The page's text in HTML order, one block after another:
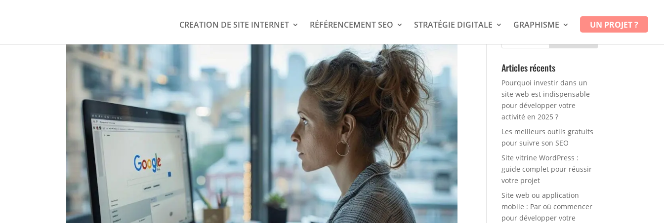
CREATION DE SITE INTERNET RÉFÉRENCEMENT SEO STRATÉGIE DIGITALE GRAPHISME UN PROJET ?
Articles récents
Pourquoi investir dans un
site web est indispensable
pour développer votre
activité en 2025 ?
Les meilleurs outils gratuits
pour suivre son SEO
Site vitrine WordPress :
guide complet pour réussir
votre projet
Site web ou application
mobile : Par où commencer
pour développer votre